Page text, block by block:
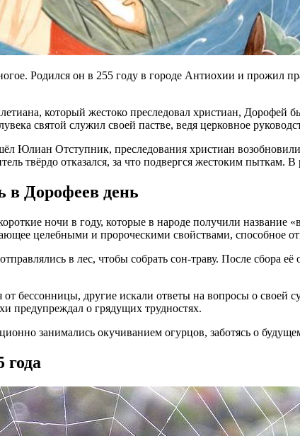
Родился он в 255 году в городе Антиохии и прожил
который жестоко преследовал христиан, Дорофей
святой служил своей пастве, ведя церковное
Юлиан Отступник, преследования христиан
твёрдо отказался, за что подвергся жестоким пыткам.
в Дорофеев день
ночи в году, которые в народе получили
целебными и пророческими свойствами, способное
в лес, чтобы собрать сон-траву. После сбора
бессонницы, другие искали ответы на вопросы о своей
предупреждал о грядущих трудностях.
занимались окучиванием огурцов, заботясь о